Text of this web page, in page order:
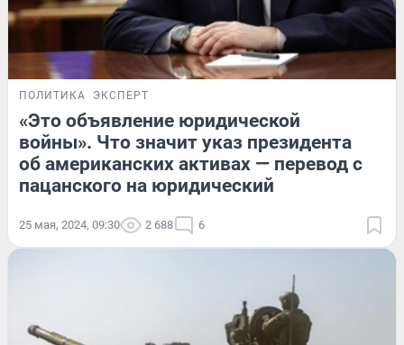
ПОЛИТИКА ЭКСПЕРТ
«Это объявление юридической
войны». Что значит указ президента
об американских активах — перевод с
пацанского на юридический
25 мая, 2024, 09:30 2 688 6